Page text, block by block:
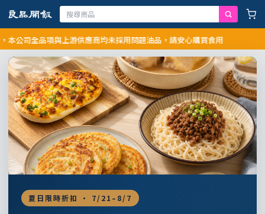
全品項與上游供應商均未採用問題油品，請安心購買食用
夏日限時折扣 · 7/21–8/7